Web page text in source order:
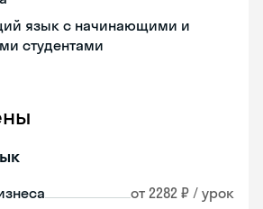
язык с начинающими и
студентами
от 2282 ₽ / урок